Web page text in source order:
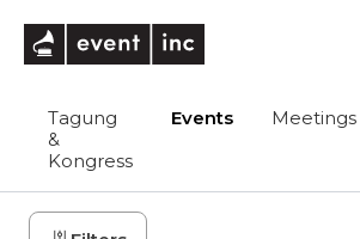
Tagung
&
Kongress
Events Meetings